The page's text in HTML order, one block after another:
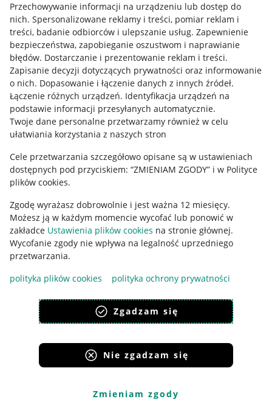
Przechowywanie informacji na urządzeniu lub dostęp do
nich. Spersonalizowane reklamy i treści, pomiar reklam i
treści, badanie odbiorców i ulepszanie usług. Zapewnienie
bezpieczeństwa, zapobieganie oszustwom i naprawianie
błędów. Dostarczanie i prezentowanie reklam i treści.
Zapisanie decyzji dotyczących prywatności oraz informowanie
o nich. Dopasowanie i łączenie danych z innych źródeł.
Łączenie różnych urządzeń. Identyfikacja urządzeń na
podstawie informacji przesyłanych automatycznie.
Twoje dane personalne przetwarzamy również w celu
ułatwiania korzystania z naszych stron
Cele przetwarzania szczegółowo opisane są w ustawieniach
dostępnych pod przyciskiem: “ZMIENIAM ZGODY” i w Polityce
plików cookies.
Zgodę wyrażasz dobrowolnie i jest ważna 12 miesięcy.
Możesz ją w każdym momencie wycofać lub ponowić w
zakładce Ustawienia plików cookies na stronie głównej.
Wycofanie zgody nie wpływa na legalność uprzedniego
przetwarzania.
polityka plików cookies
polityka ochrony prywatności
Zgadzam się
Nie zgadzam się
Zmieniam zgody
Pobierz aplikację
Korzystanie z serwisu oznacza akceptacjęregulaminu.